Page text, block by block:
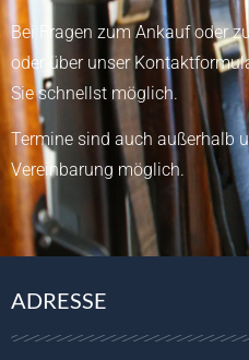
Bei Fragen zum Ankauf oder
oder über unser
Sie schnellst möglich.
Termine sind auch außerhalb
Vereinbarung möglich.
ADRESSE